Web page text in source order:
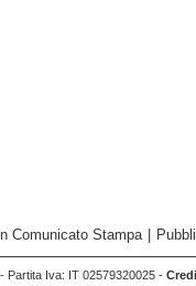
Comunicato Stampa
Partita Iva: IT 02579320025 -